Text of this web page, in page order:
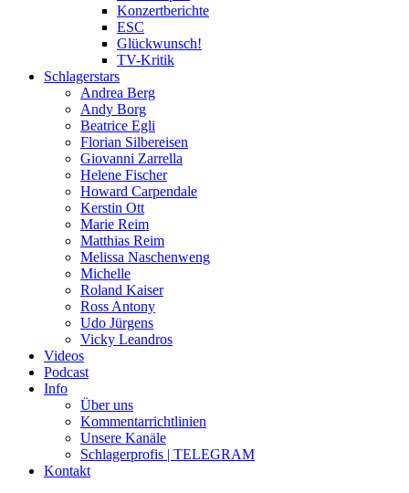
Konzertberichte
ESC
Glückwunsch!
TV-Kritik
Schlagerstars
Andrea Berg
Andy Borg
Beatrice Egli
Florian Silbereisen
Giovanni Zarrella
Helene Fischer
Howard Carpendale
Kerstin Ott
Marie Reim
Matthias Reim
Melissa Naschenweng
Michelle
Roland Kaiser
Ross Antony
Udo Jürgens
Vicky Leandros
Videos
Podcast
Info
Über uns
Kommentarrichtlinien
Unsere Kanäle
Schlagerprofis | TELEGRAM
Kontakt